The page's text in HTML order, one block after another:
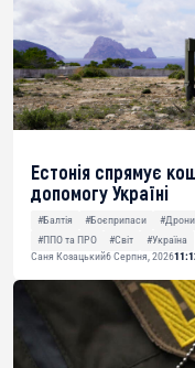
Естонія спрямує
допомогу Україні
#Балтія #Боєприпаси #Дрони
#ППО та ПРО
#Світ
#Україна
Саня Козацький6 Серпня, 2026